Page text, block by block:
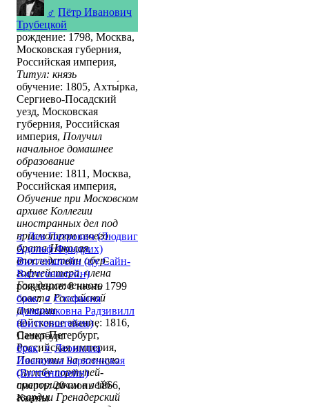
♂ Пётр Иванович
Трубецкой
рождение: 1798, Москва,
Московская губерния,
Российская империя,
Титул: князь
обучение: 1805, Ахты́рка,
Сергиево-Посадский
уезд, Московская
губерния, Российская
империя, Получил
начальное домашнее
образование
обучение: 1811, Москва,
Российская империя,
Обучение при Московском
архиве Коллегии
иностранных дел под
присмотром своего
брата Николая,
впоследствии обер-
гофмейстера, члена
Государственного
совета Российской
империи
войсковое звание: 1816,
Санкт-Петербург,
Российская империя,
Поступил на военную
службу портупей-
прапорщиком в лейб-
гвардии Гренадерский
♂ Лев Петрович (Людвиг
Адольф Фридрих)
Витгенштейн (цу Сайн-
Виттгенштейн)
рождение: 8 июнь 1799
брак:♀ Стефания
Доминиковна Радзивилл
(Витгенштейен),
Петербург
брак:♀ Леонилла
Ивановна Барятинская
(Витгенштейн)
смерть: 20 июнь 1866,
Канны